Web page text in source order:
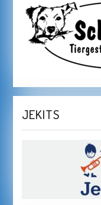
JEKITS